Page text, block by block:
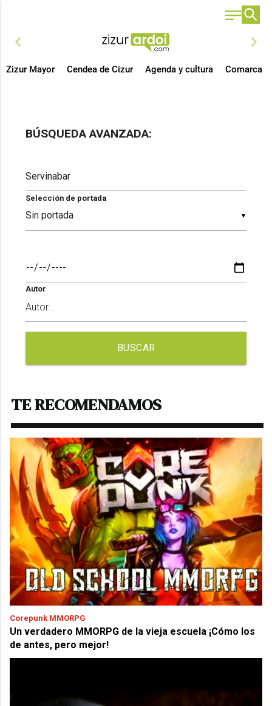
chevron_left chevron_right
Zizur Mayor Cendea de Cizur Agenda y cultura Comarca
BÚSQUEDA AVANZADA:
▼
Selección de portada
Autor
BUSCAR
TE RECOMENDAMOS
Corepunk MMORPG
Un verdadero MMORPG de la vieja escuela ¡Cómo los
de antes, pero mejor!